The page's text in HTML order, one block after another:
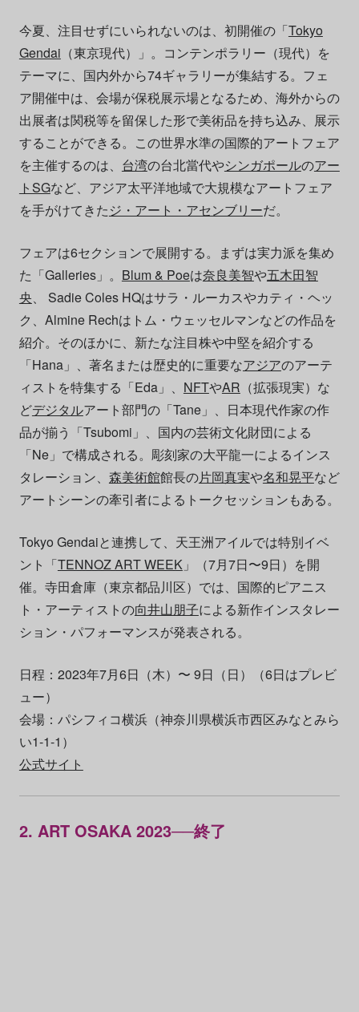
今夏、注目せずにいられないのは、初開催の「Tokyo
Gendai （東京現代）」。コンテンポラリー（現代）を
テーマに、国内外から74ギャラリーが集結する。フェ
ア開催中は、会場が保税展示場となるため、海外からの
出展者は関税等を留保した形で美術品を持ち込み、展示
することができる。この世界水準の国際的アートフェア
を主催するのは、 台湾の台北當代やシンガポールのアー
トSGなど、アジア太平洋地域で大規模なアートフェア
を手がけてきたジ・アート・アセンブリーだ。
フェアは6セクションで展開する。まずは実力派を集め
た「Galleries」。 Blum & Poeは奈良美智や五木田智
央、 Sadie Coles HQはサラ・ルーカスやカティ・ヘッ
ク、Almine Rechはトム・ウェッセルマンなどの作品を
紹介。そのほかに、新たな注目株や中堅を紹介する
「Hana」、著名または歴史的に重要なアジアのアーテ
ィストを特集する「Eda」、 NFTやAR （拡張現実）な
どデジタルアート部門の「Tane」、日本現代作家の作
品が揃う「Tsubomi」、国内の芸術文化財団による
「Ne」で構成される。彫刻家の大平龍一によるインス
タレーション、 森美術館館長の片岡真実や名和晃平など
アートシーンの牽引者によるトークセッションもある。
Tokyo Gendaiと連携して、天王洲アイルでは特別イベ
ント「TENNOZ ART WEEK」（7月7日〜9日）を開
催。寺田倉庫（東京都品川区）では、国際的ピアニス
ト・アーティストの向井山朋子による新作インスタレー
ション・パフォーマンスが発表される。
日程：2023年7月6日（木）〜 9日（日）（6日はプレビ
ュー）
会場：パシフィコ横浜（神奈川県横浜市西区みなとみら
い1-1-1）
公式サイト
2. ART OSAKA 2023──終了